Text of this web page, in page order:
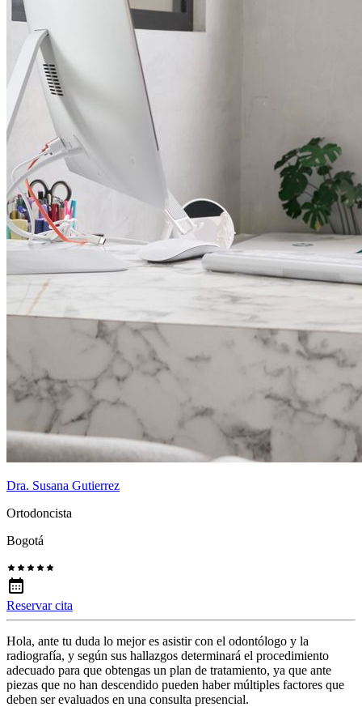
Dra. Susana Gutierrez
Ortodoncista
Bogotá
Reservar cita
Hola, ante tu duda lo mejor es asistir con el odontólogo y la
radiografía, y según sus hallazgos determinará el procedimiento
adecuado para que obtengas un plan de tratamiento, ya que ante
piezas que no han descendido pueden haber múltiples factores que
deben ser evaluados en una consulta presencial.